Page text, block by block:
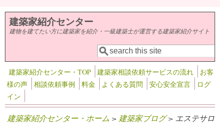
メインコンテンツに移動
建築家紹介センター
建物を建てたい方に建築家を紹介・一級建築士が運営する建築家紹介サイト
検索フォーム
検索
建築家紹介センター・TOP 建築家相談依頼サービスの流れ
お客
様の声
相談依頼事例 料金 よくある質問 安心安全宣言
ログ
イン
建築家紹介センター・ホーム > 建築家ブログ> エステサロ